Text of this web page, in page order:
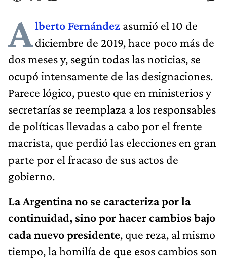
Alberto Fernández asumió el 10 de
diciembre de 2019, hace poco más de
dos meses y, según todas las noticias, se
ocupó intensamente de las designaciones.
Parece lógico, puesto que en ministerios y
secretarías se reemplaza a los responsables
de políticas llevadas a cabo por el frente
macrista, que perdió las elecciones en gran
parte por el fracaso de sus actos de
gobierno.
La Argentina no se caracteriza por la
continuidad, sino por hacer cambios bajo
cada nuevo presidente, que reza, al mismo
tiempo, la homilía de que esos cambios son